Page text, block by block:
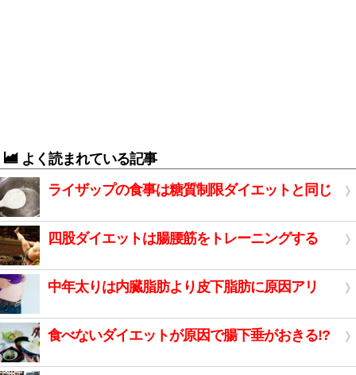
よく読まれている記事
ライザップの食事は糖質制限ダイエットと同じ
四股ダイエットは腸腰筋をトレーニングする
中年太りは内臓脂肪より皮下脂肪に原因アリ
食べないダイエットが原因で腸下垂がおきる!?